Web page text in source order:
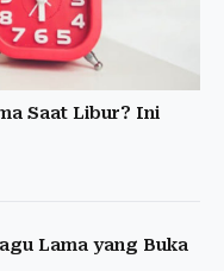
Saat Libur? Ini
Lama yang Buka